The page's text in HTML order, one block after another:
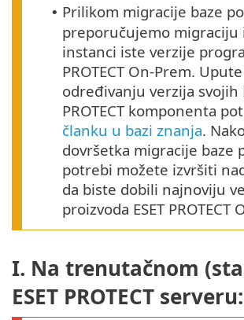
• Prilikom migracije baze
preporučujemo migraciju
instanci iste verzije
PROTECT On-Prem.
određivanju verzija svojih
PROTECT komponenta
članku u bazi znanja.
dovršetka migracije baze
potrebi možete izvršiti
da biste dobili najnoviju
proizvoda ESET PROTECT
I. Na trenutačnom
ESET PROTECT serveru: